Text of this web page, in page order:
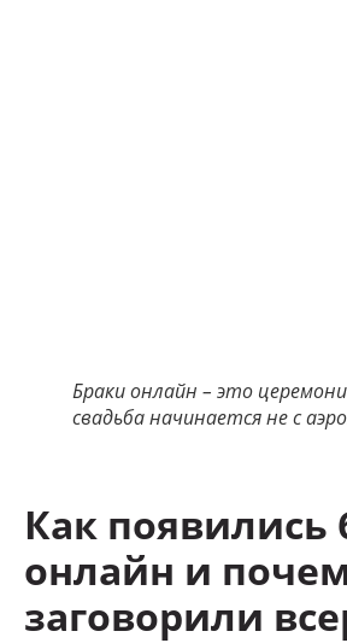
Браки онлайн – это
свадьба начинается не с
Как появились
онлайн и
заговорили